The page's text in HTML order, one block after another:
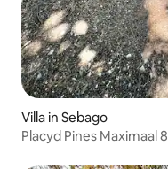
Villa in Sebago
Placyd Pines Maximaal 8